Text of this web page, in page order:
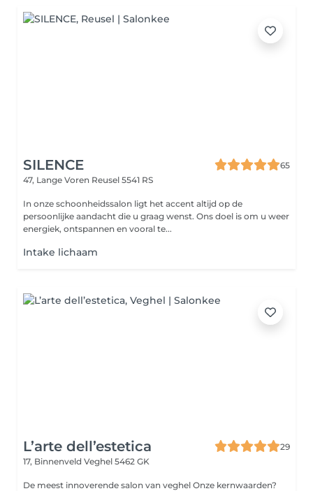
SILENCE
65
47, Lange Voren Reusel 5541 RS
In onze schoonheidssalon ligt het accent altijd op de
persoonlijke aandacht die u graag wenst. Ons doel is om u weer
energiek, ontspannen en vooral te...
Intake lichaam
L’arte dell’estetica
29
17, Binnenveld Veghel 5462 GK
De meest innoverende salon van veghel Onze kernwaarden?